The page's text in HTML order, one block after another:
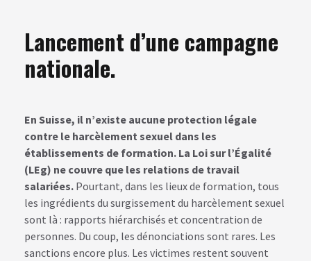
Lancement d’une campagne
nationale.
En Suisse, il n’existe aucune protection légale
contre le harcèlement sexuel dans les
établissements de formation. La Loi sur l’Égalité
(LEg) ne couvre que les relations de travail
salariées. Pourtant, dans les lieux de formation, tous
les ingrédients du surgissement du harcèlement sexuel
sont là : rapports hiérarchisés et concentration de
personnes. Du coup, les dénonciations sont rares. Les
sanctions encore plus. Les victimes restent souvent